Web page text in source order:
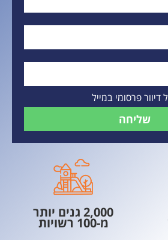
פרסומי במייל
שליחה
2,000 גנים יותר
מ-100 רשויות